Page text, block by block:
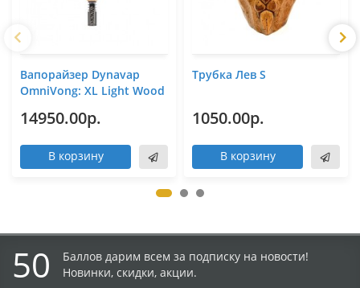
Вапорайзер Dynavap
OmniVong: XL Light Wood
14950.00р.
В корзину
Трубка Лев S
1050.00р.
В корзину
50
Баллов дарим всем за подписку на новости!
Новинки, скидки, акции.